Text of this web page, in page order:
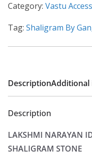
Category: Vastu
Tag: Shaligram By
Description
Description
LAKSHMI NARAYAN
SHALIGRAM STONE